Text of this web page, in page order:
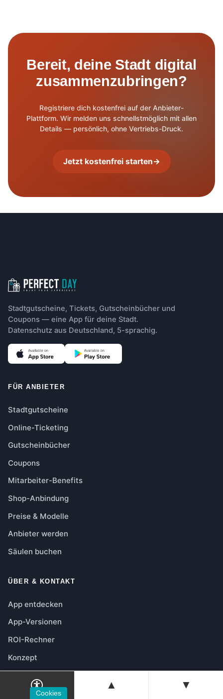
Bereit, deine Stadt digital
zusammenzubringen?
Registriere dich kostenfrei auf der Anbieter-
Plattform. Wir melden uns schnellstmöglich mit allen
Details — persönlich, ohne Vertriebs-Druck.
Jetzt kostenfrei starten→
Stadtgutscheine, Tickets, Gutscheinbücher und
Coupons — eine App für deine Stadt.
Datenschutz aus Deutschland, 5-sprachig.
FÜR ANBIETER
Stadtgutscheine
Online-Ticketing
Gutscheinbücher
Coupons
Mitarbeiter-Benefits
Shop-Anbindung
Preise & Modelle
Anbieter werden
Säulen buchen
ÜBER & KONTAKT
App entdecken
App-Versionen
ROI-Rechner
Konzept
Hilfe & Funktionen
▲ ▼
Cookies